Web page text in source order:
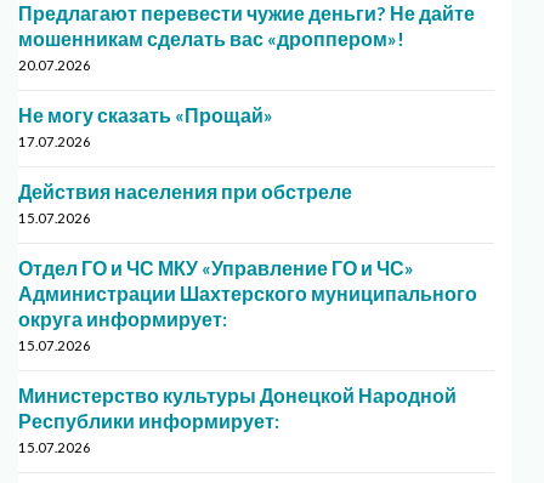
Предлагают перевести чужие деньги? Не дайте
мошенникам сделать вас «дроппером»!
20.07.2026
Не могу сказать «Прощай»
17.07.2026
Действия населения при обстреле
15.07.2026
Отдел ГО и ЧС МКУ «Управление ГО и ЧС»
Администрации Шахтерского муниципального
округа информирует:
15.07.2026
Министерство культуры Донецкой Народной
Республики информирует:
15.07.2026